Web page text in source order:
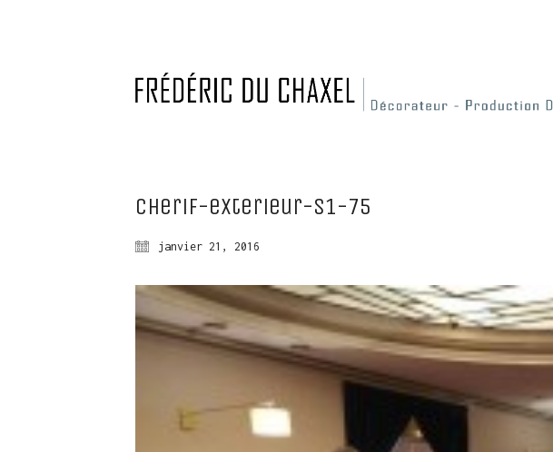
Cherif-exterieur-S1-75
janvier 21, 2016